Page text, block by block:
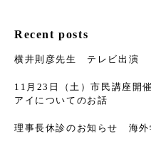
Recent posts
横井則彦先生 テレビ出演
11月23日（土）市民講座開
アイについてのお話
理事長休診のお知らせ 海外